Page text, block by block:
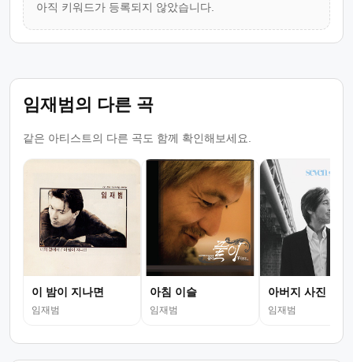
아직 키워드가 등록되지 않았습니다.
임재범의 다른 곡
같은 아티스트의 다른 곡도 함께 확인해보세요.
이 밤이 지나면
임재범
아침 이슬
임재범
아버지 사진
임재범